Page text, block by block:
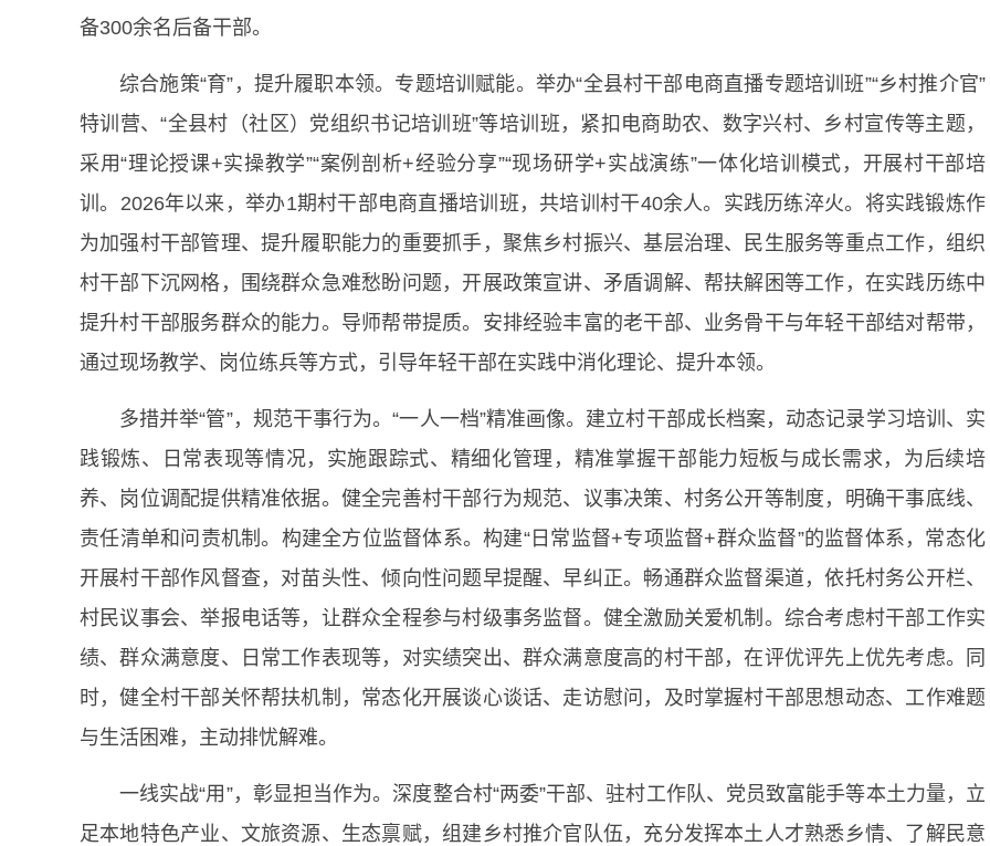
备300余名后备干部。
综合施策“育”，提升履职本领。专题培训赋能。举办“全县村干部电商直播专题培训班”“乡村推介官”
特训营、“全县村（社区）党组织书记培训班”等培训班，紧扣电商助农、数字兴村、乡村宣传等主题，
采用“理论授课+实操教学”“案例剖析+经验分享”“现场研学+实战演练”一体化培训模式，开展村干部培
训。2026年以来，举办1期村干部电商直播培训班，共培训村干40余人。实践历练淬火。将实践锻炼作
为加强村干部管理、提升履职能力的重要抓手，聚焦乡村振兴、基层治理、民生服务等重点工作，组织
村干部下沉网格，围绕群众急难愁盼问题，开展政策宣讲、矛盾调解、帮扶解困等工作，在实践历练中
提升村干部服务群众的能力。导师帮带提质。安排经验丰富的老干部、业务骨干与年轻干部结对帮带，
通过现场教学、岗位练兵等方式，引导年轻干部在实践中消化理论、提升本领。
多措并举“管”，规范干事行为。“一人一档”精准画像。建立村干部成长档案，动态记录学习培训、实
践锻炼、日常表现等情况，实施跟踪式、精细化管理，精准掌握干部能力短板与成长需求，为后续培
养、岗位调配提供精准依据。健全完善村干部行为规范、议事决策、村务公开等制度，明确干事底线、
责任清单和问责机制。构建全方位监督体系。构建“日常监督+专项监督+群众监督”的监督体系，常态化
开展村干部作风督查，对苗头性、倾向性问题早提醒、早纠正。畅通群众监督渠道，依托村务公开栏、
村民议事会、举报电话等，让群众全程参与村级事务监督。健全激励关爱机制。综合考虑村干部工作实
绩、群众满意度、日常工作表现等，对实绩突出、群众满意度高的村干部，在评优评先上优先考虑。同
时，健全村干部关怀帮扶机制，常态化开展谈心谈话、走访慰问，及时掌握村干部思想动态、工作难题
与生活困难，主动排忧解难。
一线实战“用”，彰显担当作为。深度整合村“两委”干部、驻村工作队、党员致富能手等本土力量，立
足本地特色产业、文旅资源、生态禀赋，组建乡村推介官队伍，充分发挥本土人才熟悉乡情、了解民意